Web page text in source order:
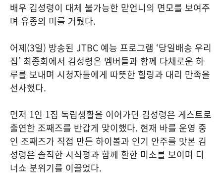
배우 김성령이 대체 불가능한 맏언니의 면모를 보여주
며 유종의 미를 거뒀다.
어제(3일) 방송된 JTBC 예능 프로그램 ‘당일배송 우리
집’ 최종회에서 김성령은 멤버들과 함께 다채로운 하
루를 보내며 시청자들에게 따뜻한 힐링과 대리 만족을
선사했다.
먼저 1인 1집 독립생활을 이어가던 김성령은 게스트로
출연한 조째즈를 반갑게 맞이했다. 현재 바를 운영 중
인 조째즈가 직접 만든 하이볼과 인기 안주를 맛본 김
성령은 솔직한 시식평과 함께 환한 미소를 보이며 디
너쇼 분위기를 이끌었다.